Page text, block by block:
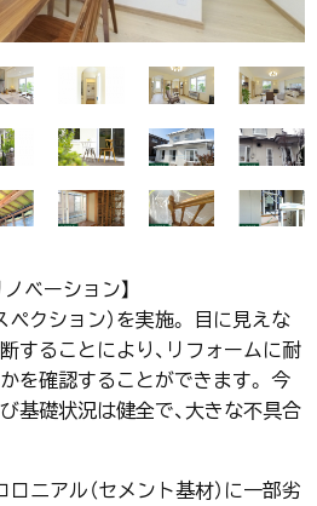
ベーション】
クション）を実施。 目に見えな
することにより、リフォームに耐
を確認することができます。 今
基礎状況は健全で、大きな不具合
ロニアル（セメント基材）に一部劣